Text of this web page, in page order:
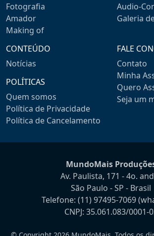
Fotografia
Amador
Making of
Audio-
Galeria
CONTEÚDO
Notícias
POLÍTICAS
Quem somos
Política de Privacidade
Política de Cancelamento
FALE
Contato
Minha
Quero
Seja um
MundoMais
Av. Paulista, 171 - 4o.
São Paulo - SP - Brasil
Telefone: (11) 97495-7069
CNPJ: 35.061.083/0001-